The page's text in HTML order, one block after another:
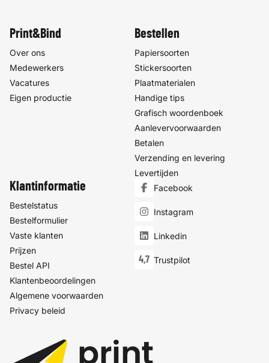
Print&Bind
Over ons
Medewerkers
Vacatures
Eigen productie
Bestellen
Papiersoorten
Stickersoorten
Plaatmaterialen
Handige tips
Grafisch woordenboek
Aanlevervoorwaarden
Betalen
Verzending en levering
Levertijden
Klantinformatie
Bestelstatus
Bestelformulier
Vaste klanten
Prijzen
Bestel API
Klantenbeoordelingen
Algemene voorwaarden
Privacy beleid
Facebook
Instagram
Linkedin
4,7 Trustpilot